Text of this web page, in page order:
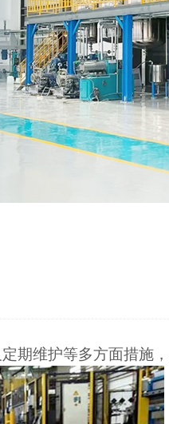
期维护等多方面措施，